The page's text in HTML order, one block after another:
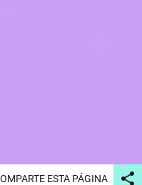
ESTA PÁGINA